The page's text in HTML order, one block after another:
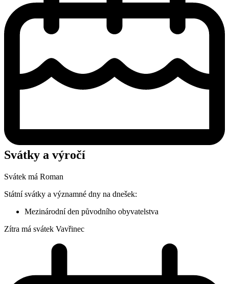
Svátky a výročí
Svátek má Roman
Státní svátky a významné dny na dnešek:
Mezinárodní den původního obyvatelstva
Zítra má svátek Vavřinec